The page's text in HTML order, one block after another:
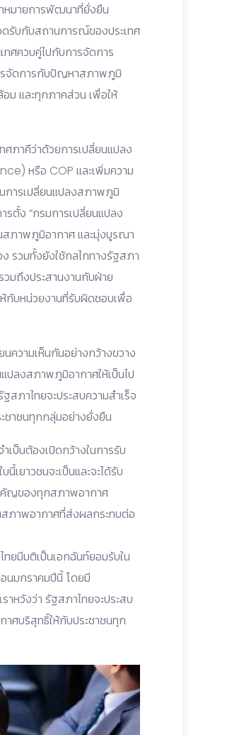
าหมายการพัฒนาที่ยั่งยืน
รับกับสถานการณ์ของประเทศ
ศควบคู่ไปกับการจัดการ
รจัดการกับปัญหาสภาพภูมิ
ม และทุกภาคส่วน เพื่อให้
ภาคีว่าด้วยการเปลี่ยนแปลง
หรือ COP และเพิ่มความ
การเปลี่ยนแปลงสภาพภูมิ
ตั้ง “กรมการเปลี่ยนแปลง
สภาพภูมิอากาศ และมุ่งบูรณา
รวมทั้งยังใช้กลไกทางรัฐสภา
มถึงประสานงานกับฝ่าย
กับหน่วยงานที่รับผิดชอบเพื่อ
ความเห็นกันอย่างกว้างขวาง
ลงสภาพภูมิอากาศให้เป็นไป
ภาไทยจะประสบความสำเร็จ
ชาชนทุกกลุ่มอย่างยั่งยืน
ป็นต้องเปิดกว้างในการรับ
เยาวชนจะเป็นและจะได้รับ
คัญของทุกสภาพอากาศ
สภาพอากาศที่ส่งผลกระทบต่อ
ยมีมติเป็นเอกฉันท์ยอมรับใน
นมกราคมปีนี้ โดยมี
าหวังว่า รัฐสภาไทยจะประสบ
าศบริสุทธิ์ให้กับประชาชนทุก